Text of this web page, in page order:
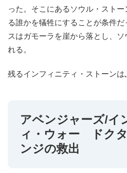
った。そこにあるソウル・スト
る誰かを犠牲にすることが条件
スはガモーラを崖から落とし、
れる。
残るインフィニティ・ストーンは
アベンジャーズ/イ
ィ・ウォー ドク
ンジの救出